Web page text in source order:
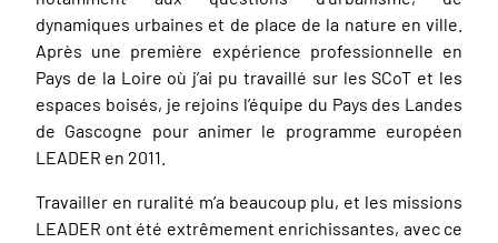
dynamiques urbaines et de place de la nature en ville.
Après une première expérience professionnelle en
Pays de la Loire où j’ai pu travaillé sur les SCoT et les
espaces boisés, je rejoins l’équipe du Pays des Landes
de Gascogne pour animer le programme européen
LEADER en 2011.
Travailler en ruralité m’a beaucoup plu, et les missions
LEADER ont été extrêmement enrichissantes, avec ce